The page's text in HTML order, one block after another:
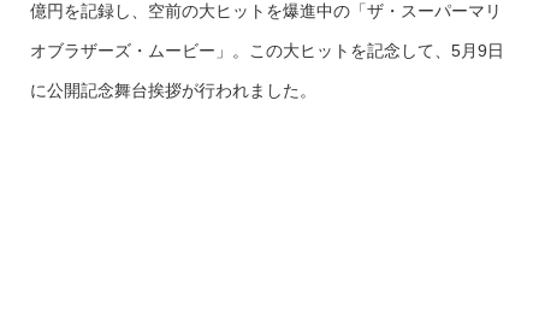
億円を記録し、空前の大ヒットを爆進中の「ザ・スーパーマリ
オブラザーズ・ムービー」。この大ヒットを記念して、5月9日
に公開記念舞台挨拶が行われました。